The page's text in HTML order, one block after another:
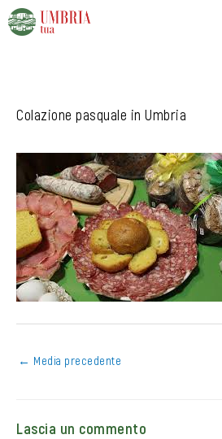
Vai
al
Colazione pasquale in Umbria
← Media precedente
Lascia un commento